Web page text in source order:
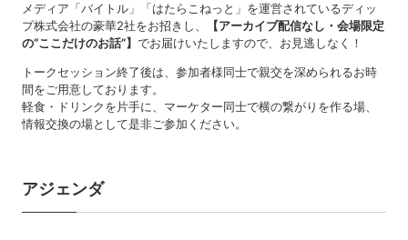
メディア「バイトル」「はたらこねっと」を運営されているディッ
プ株式会社の豪華2社をお招きし、
【アーカイブ配信なし・会場限定
の“ここだけのお話”】 でお届けいたしますので、お見逃しなく！
トークセッション終了後は、参加者様同士で親交を深められるお時
間をご用意しております。
軽食・ドリンクを片手に、マーケター同士で横の繋がりを作る場、
情報交換の場として是非ご参加ください。
アジェンダ